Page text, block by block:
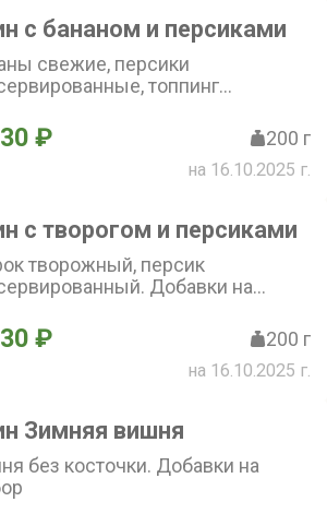
с бананом и персиками
свежие, персики
топпинг
₽ 200 г
на 16.10.2025 г.
с творогом и персиками
творожный, персик
Добавки на
₽ 200 г
на 16.10.2025 г.
Зимняя вишня
без косточки. Добавки на